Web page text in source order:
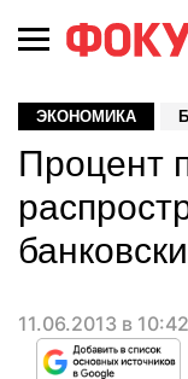
ЭКОНОМИКА
Процент
11.06.2013 в 10:42